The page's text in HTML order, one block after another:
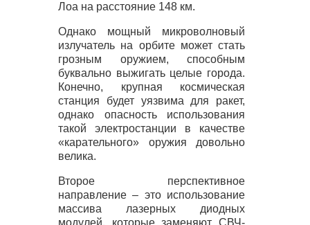
Лоа на расстояние 148 км.
Однако мощный микроволновый
излучатель на орбите может стать
грозным оружием, способным
буквально выжигать целые города.
Конечно, крупная космическая
станция будет уязвима для ракет,
однако опасность использования
такой электростанции в качестве
«карательного» оружия довольно
велика.
Второе перспективное
направление – это использование
массива лазерных диодных
модулей, которые заменяют СВЧ-